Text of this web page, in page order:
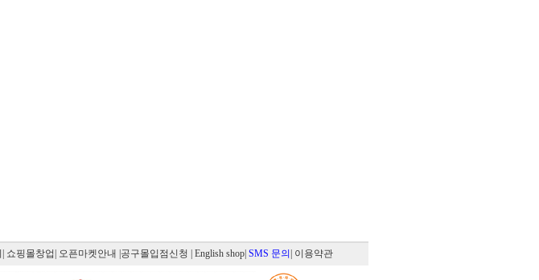
쇼핑몰창업 오픈마켓안내 |공구몰입점신청 | English shop SMS 문의 | 이용약관